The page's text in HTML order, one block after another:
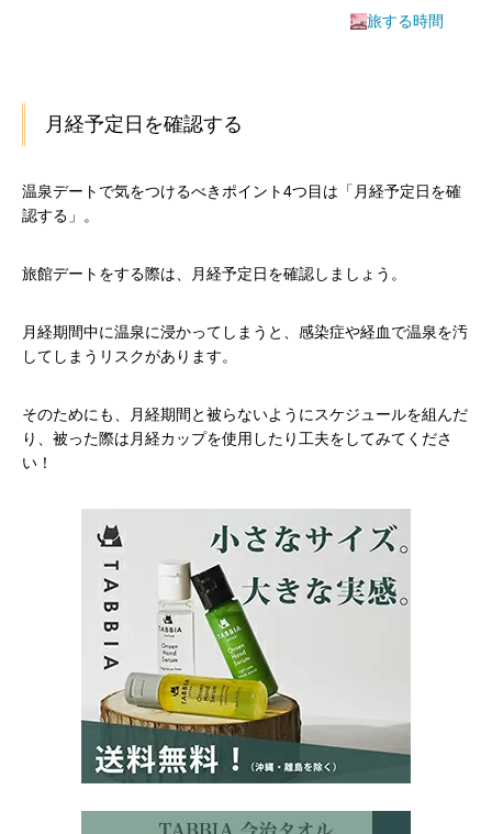
旅する時間
月経予定日を確認する
温泉デートで気をつけるべきポイント4つ目は「月経予定日を確
認する」。
旅館デートをする際は、月経予定日を確認しましょう。
月経期間中に温泉に浸かってしまうと、感染症や経血で温泉を汚
してしまうリスクがあります。
そのためにも、月経期間と被らないようにスケジュールを組んだ
り、被った際は月経カップを使用したり工夫をしてみてくださ
い！